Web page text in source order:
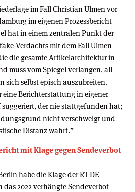
im Fall Christian Ulmen vor
im eigenen Prozessbericht
hat in einem zentralen Punkt der
Verdachts mit dem Fall Ulmen
die gesamte Artikelarchitektur in
muss vom Spiegel verlangen, all
sich selbst episch auszubreiten.
eine Berichterstattung in eigener
der nie stattgefunden hat;
nicht verschweigt und
Distanz wahrt.”
mit Klage gegen Sendeverbot
habe die Klage der RT DE
2022 verhängte Sendeverbot